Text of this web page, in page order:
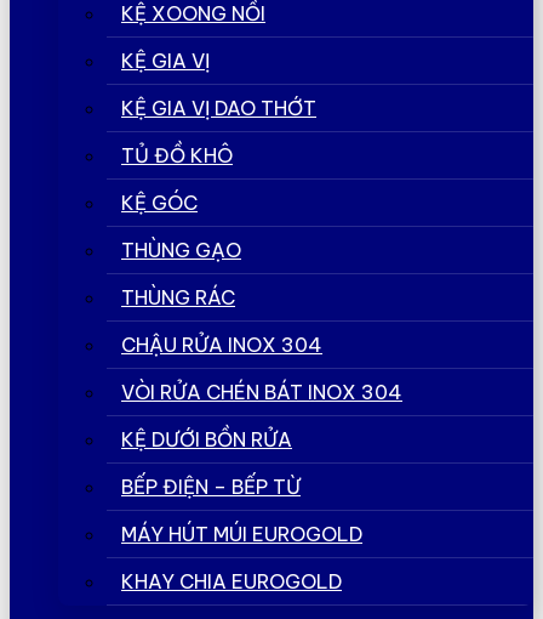
KỆ XOONG NỒI
KỆ GIA VỊ
KỆ GIA VỊ DAO THỚT
TỦ ĐỒ KHÔ
KỆ GÓC
THÙNG GẠO
THÙNG RÁC
CHẬU RỬA INOX 304
VÒI RỬA CHÉN BÁT INOX 304
KỆ DƯỚI BỒN RỬA
BẾP ĐIỆN – BẾP TỪ
MÁY HÚT MÚI EUROGOLD
KHAY CHIA EUROGOLD